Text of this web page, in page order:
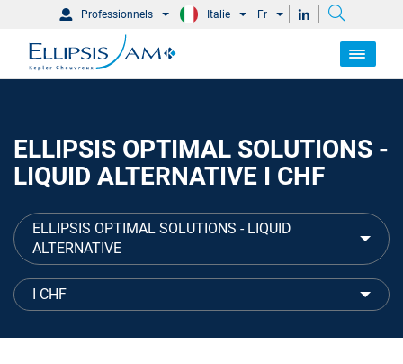
Professionnels Italie Fr
ELLIPSIS OPTIMAL SOLUTIONS -
LIQUID ALTERNATIVE I CHF
ELLIPSIS OPTIMAL SOLUTIONS - LIQUID
ALTERNATIVE
I CHF